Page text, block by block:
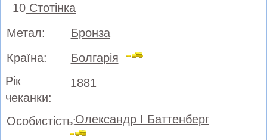
10 Стотінка
Метал:
Бронза
Країна:
Болгарія
Рік
чеканки:
1881
Особистість:Олександр І Баттенберг